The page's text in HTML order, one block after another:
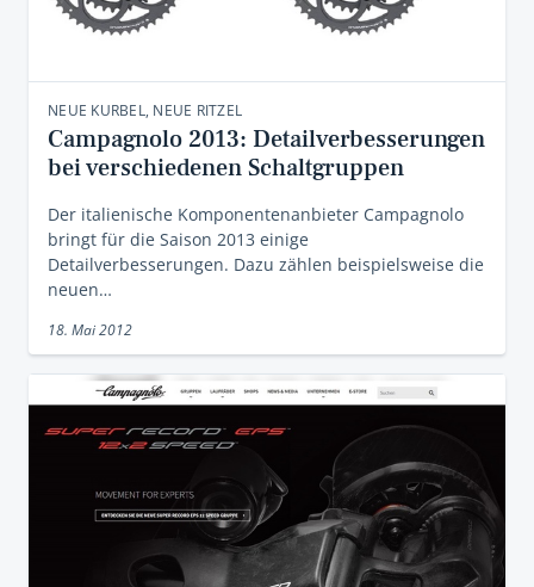
NEUE KURBEL, NEUE RITZEL
Campagnolo 2013: Detailverbesserungen
bei verschiedenen Schaltgruppen
Der italienische Komponentenanbieter Campagnolo
bringt für die Saison 2013 einige
Detailverbesserungen. Dazu zählen beispielsweise die
neuen…
18. Mai 2012